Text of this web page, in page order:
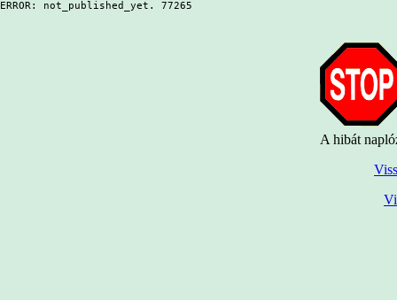
ERROR: not_published_yet. 77265
A hibát